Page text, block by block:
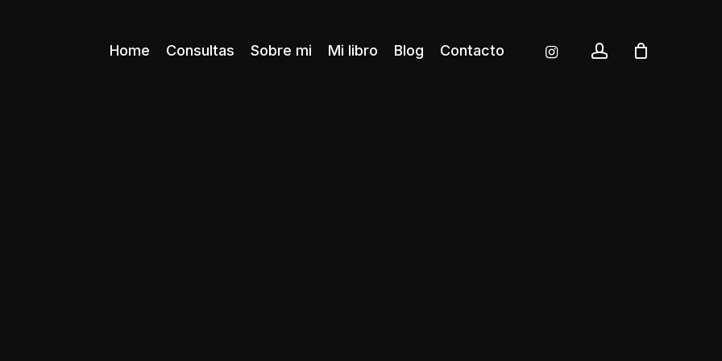
Home Consultas Sobre mi Mi libro Blog Contacto instagramaccount